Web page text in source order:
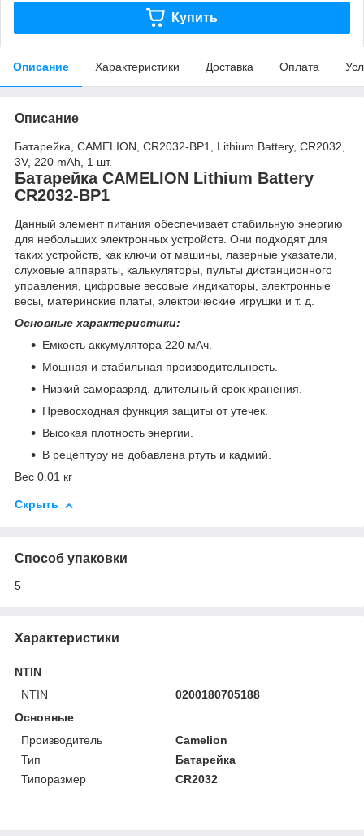
Купить
Описание Характеристики Доставка Оплата
Описание
Батарейка, CAMELION, CR2032-BP1, Lithium Battery, CR2032,
3V, 220 mAh, 1 шт.
Батарейка CAMELION Lithium Battery
CR2032-BP1
Данный элемент питания обеспечивает стабильную энергию
для небольших электронных устройств. Они подходят для
таких устройств, как ключи от машины, лазерные указатели,
слуховые аппараты, калькуляторы, пульты дистанционного
управления, цифровые весовые индикаторы, электронные
весы, материнские платы, электрические игрушки и т. д.
Основные характеристики:
Емкость аккумулятора 220 мАч.
Мощная и стабильная производительность.
Низкий саморазряд, длительный срок хранения.
Превосходная функция защиты от утечек.
Высокая плотность энергии.
В рецептуру не добавлена ртуть и кадмий.
Вес 0.01 кг
Скрыть
Способ упаковки
5
Характеристики
NTIN
NTIN
0200180705188
Основные
Производитель
Camelion
Тип
Батарейка
Типоразмер
CR2032